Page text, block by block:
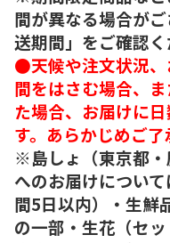
間が異なる場合が
送期間」をご確認く
●天候や注文状況、
間をはさむ場合、
た場合、お届けに
す。あらかじめご了
※島しょ（東京都
へのお届けについ
間5日以内）・生鮮
の一部・生花（セ